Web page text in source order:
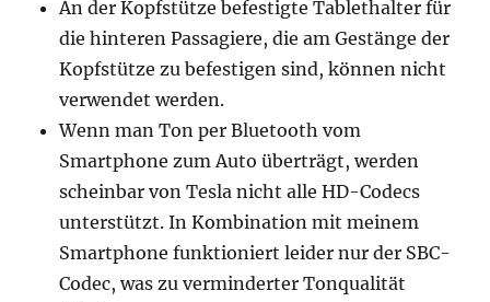
An der Kopfstütze befestigte Tablethalter für
die hinteren Passagiere, die am Gestänge der
Kopfstütze zu befestigen sind, können nicht
verwendet werden.
Wenn man Ton per Bluetooth vom
Smartphone zum Auto überträgt, werden
scheinbar von Tesla nicht alle HD-Codecs
unterstützt. In Kombination mit meinem
Smartphone funktioniert leider nur der SBC-
Codec, was zu verminderter Tonqualität